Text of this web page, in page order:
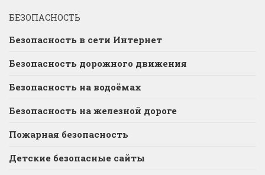
БЕЗОПАСНОСТЬ
Безопасность в сети Интернет
Безопасность дорожного движения
Безопасность на водоёмах
Безопасность на железной дороге
Пожарная безопасность
Детские безопасные сайты